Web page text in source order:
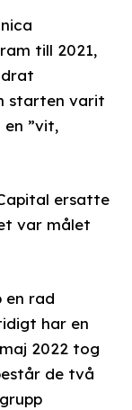
till 2021,
starten varit
”vit,
ersatte
var målet
en rad
har en
2022 tog
de två